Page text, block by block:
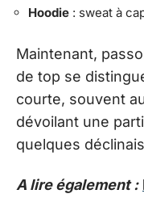
Hoodie : sweat à
Maintenant,
de top se
courte, souvent
dévoilant une
quelques
A lire également :